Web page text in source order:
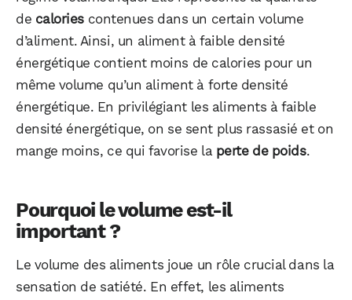
de caloriescontenues dans un certain volume
d’aliment. Ainsi, un aliment à faible densité
énergétique contient moins de calories pour un
même volume qu’un aliment à forte densité
énergétique. En privilégiant les aliments à faible
densité énergétique, on se sent plus rassasié et on
mange moins, ce qui favorise la perte de poids.
Pourquoi le volume est-il
important ?
Le volume des aliments joue un rôle crucial dans la
sensation de satiété. En effet, les aliments